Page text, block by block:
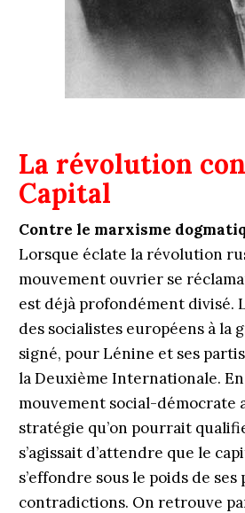
La révolution
Capital
Contre le marxisme
Lorsque éclate la révolution
mouvement ouvrier se
est déjà profondément divisé.
des socialistes européens à la
signé, pour Lénine et ses
la Deuxième Internationale.
mouvement social-démocrate
stratégie qu’on pourrait
s’agissait d’attendre que le
s’effondre sous le poids de ses
contradictions. On retrouve